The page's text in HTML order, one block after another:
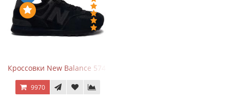
Кроссовки New Balance 574 All Black
9970